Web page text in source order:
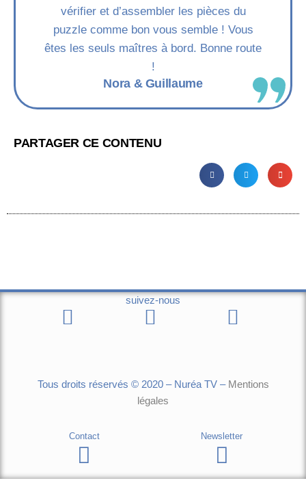
vérifier et d’assembler les pièces du
puzzle comme bon vous semble ! Vous
êtes les seuls maîtres à bord. Bonne route
!
Nora & Guillaume
PARTAGER CE CONTENU
suivez-nous
Tous droits réservés © 2020 – Nuréa TV – Mentions
légales
Contact Newsletter